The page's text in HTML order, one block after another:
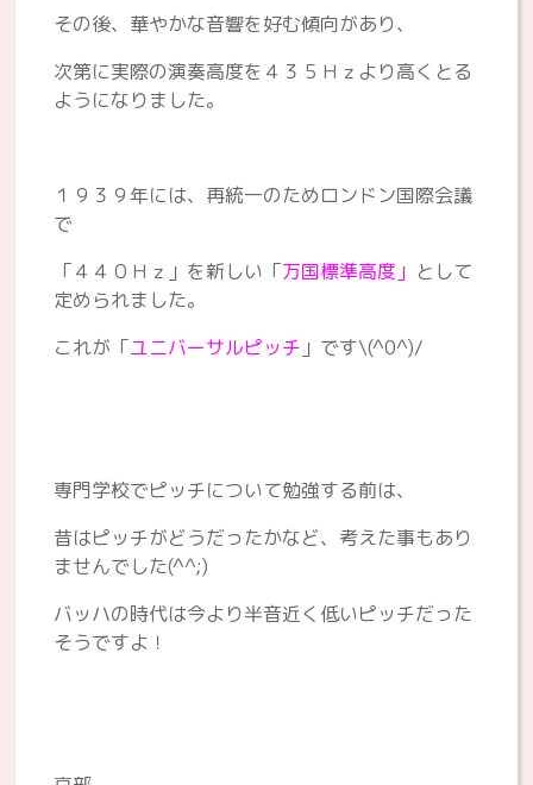
その後、華やかな音響を好む傾向があり、
次第に実際の演奏高度を４３５Ｈｚより高くとる
ようになりました。
１９３９年には、再統一のためロンドン国際会議
で
「４４０Ｈｚ」を新しい「万国標準高度」 として
定められました。
これが「ユニバーサルピッチ 」です\(^0^)/
専門学校でピッチについて勉強する前は、
昔はピッチがどうだったかなど、考えた事もあり
ませんでした(^^;)
バッハの時代は今より半音近く低いピッチだった
そうですよ！